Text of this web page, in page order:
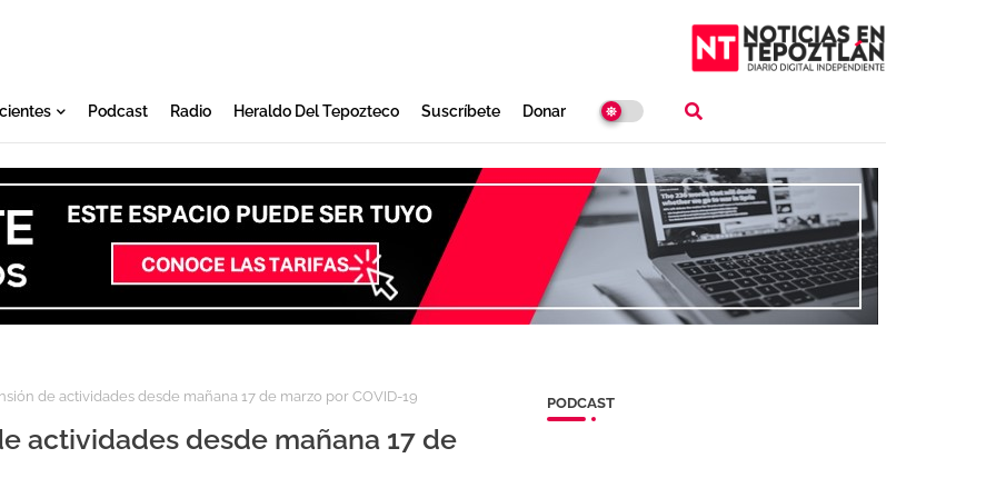
Podcast Radio Heraldo Del Tepozteco Suscríbete Donar
de actividades desde mañana 17 de marzo por COVID-19
actividades desde mañana 17 de
PODCAST